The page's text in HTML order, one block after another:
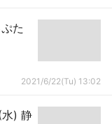
た
2021/6/22(Tu) 13:02
水) 静